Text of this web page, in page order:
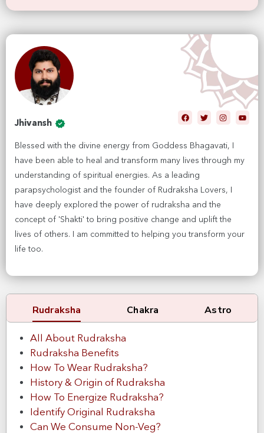
Jhivansh
Blessed with the divine energy from Goddess Bhagavati, I
have been able to heal and transform many lives through my
understanding of spiritual energies. As a leading
parapsychologist and the founder of Rudraksha Lovers, I
have deeply explored the power of rudraksha and the
concept of 'Shakti' to bring positive change and uplift the
lives of others. I am committed to helping you transform your
life too.
Rudraksha Chakra Astro
All About Rudraksha
Rudraksha Benefits
How To Wear Rudraksha?
History & Origin of Rudraksha
How To Energize Rudraksha?
Identify Original Rudraksha
Can We Consume Non-Veg?